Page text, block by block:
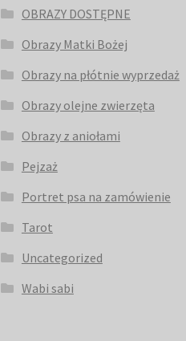
OBRAZY DOSTĘPNE
Obrazy Matki Bożej
Obrazy na płótnie wyprzedaż
Obrazy olejne zwierzęta
Obrazy z aniołami
Pejzaż
Portret psa na zamówienie
Tarot
Uncategorized
Wabi sabi